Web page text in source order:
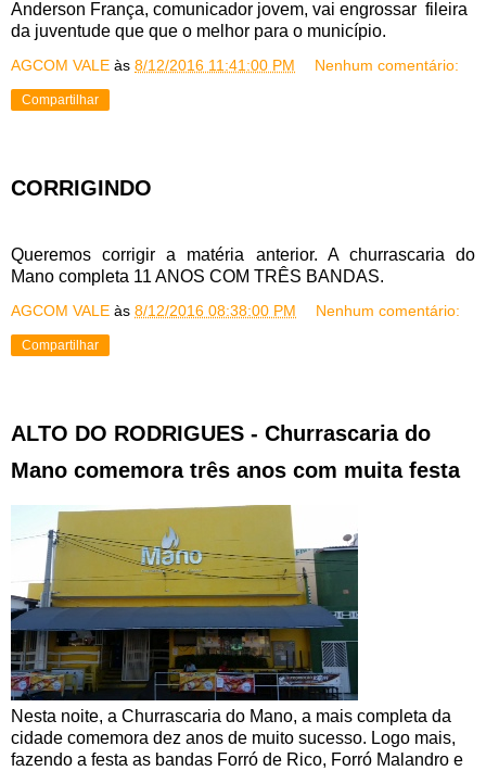
Anderson França, comunicador jovem, vai engrossar fileira
da juventude que que o melhor para o município.
AGCOM VALE às 8/12/2016 11:41:00 PM Nenhum comentário:
Compartilhar
CORRIGINDO
Queremos corrigir a matéria anterior. A churrascaria do
Mano completa 11 ANOS COM TRÊS BANDAS.
AGCOM VALE às 8/12/2016 08:38:00 PM Nenhum comentário:
Compartilhar
ALTO DO RODRIGUES - Churrascaria do
Mano comemora três anos com muita festa
Nesta noite, a Churrascaria do Mano, a mais completa da
cidade comemora dez anos de muito sucesso. Logo mais,
fazendo a festa as bandas Forró de Rico, Forró Malandro e